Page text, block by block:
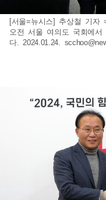
[서울=뉴시스] 추상철 기자
오전 서울 여의도 국회에서
다. 2024.01.24.